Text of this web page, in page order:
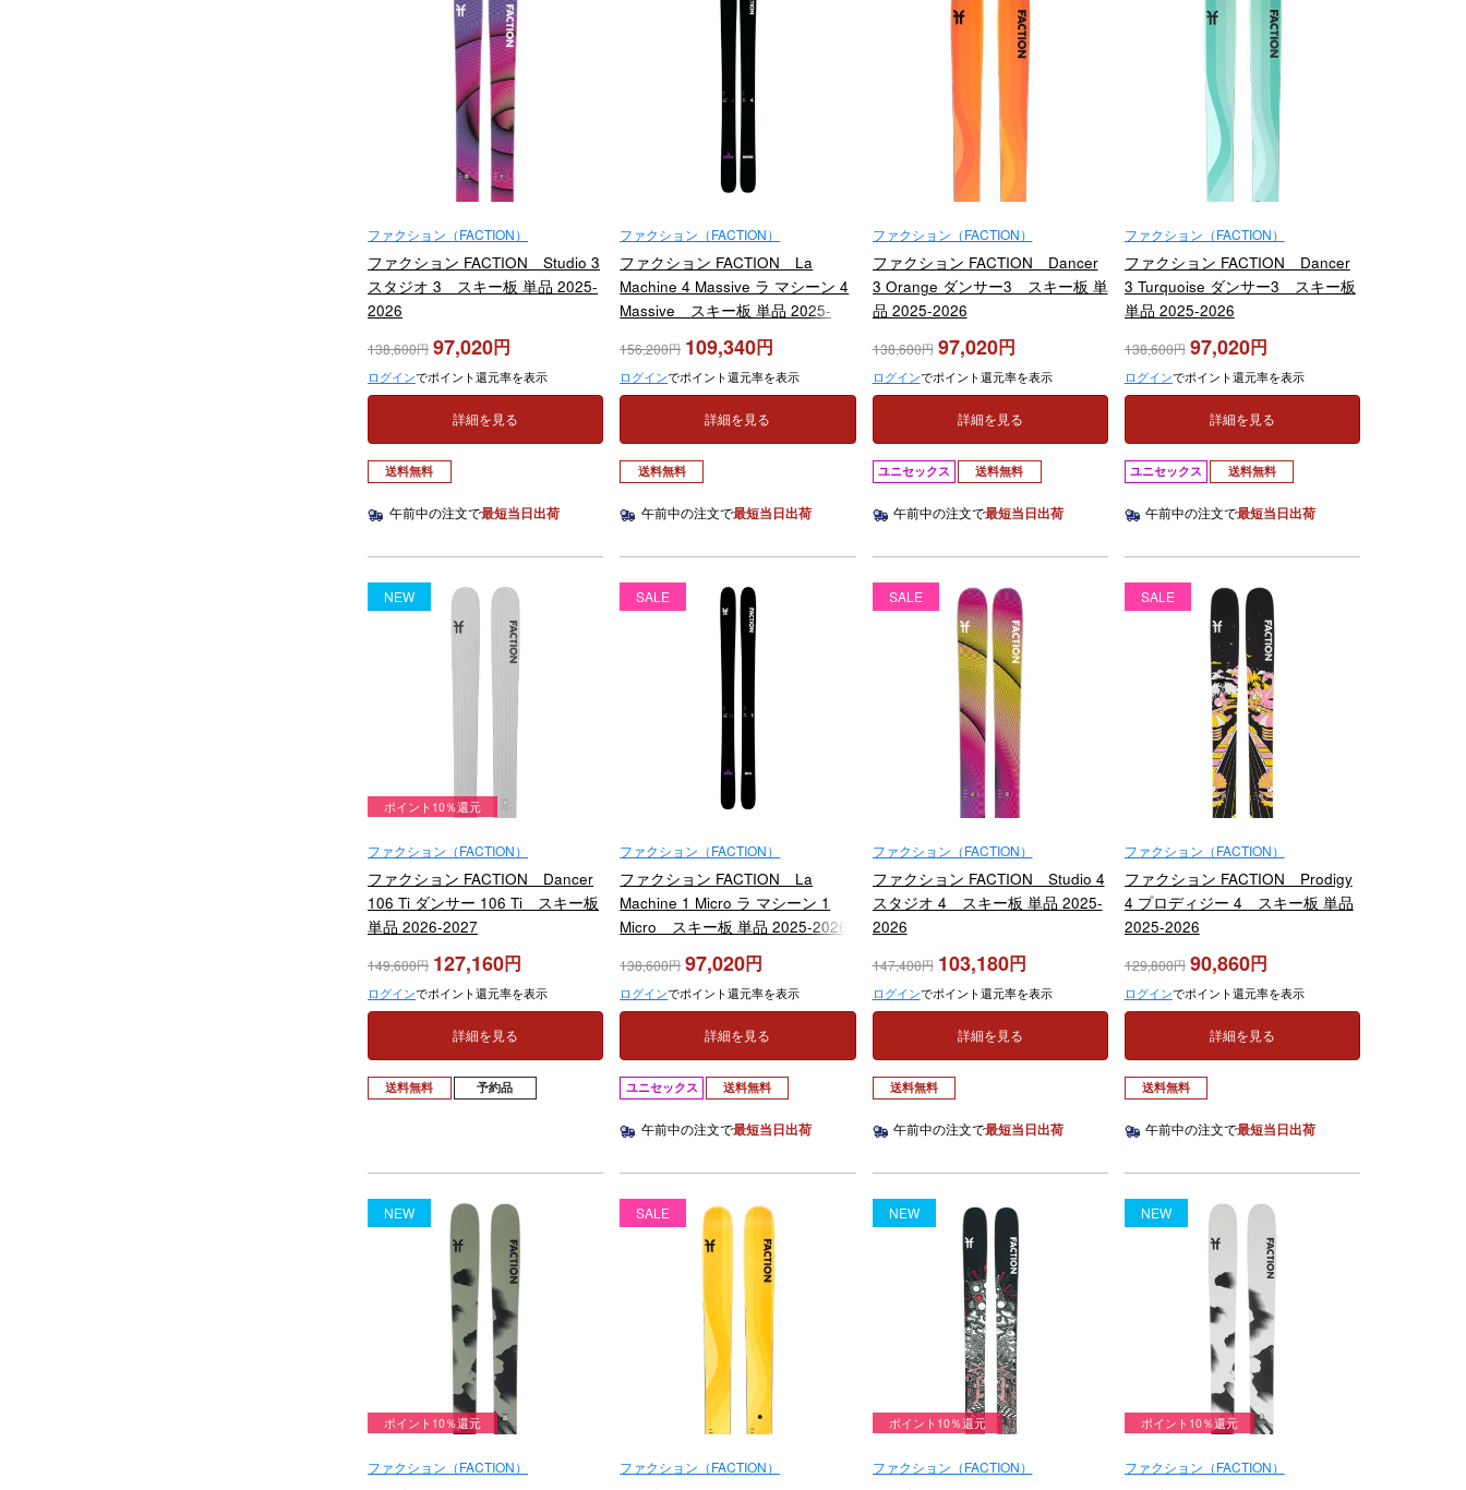
ファクション（FACTION）
ファクション FACTION Studio 3
スタジオ 3 スキー板 単品 2025-
2026
138,600 97,020
ログインでポイント還元率を表示
詳細を見る
送料無料
午前中の注文で最短当日出荷
ファクション（FACTION）
ファクション FACTION La
Machine 4 Massive ラ マシーン 4
Massive スキー板 単品 2025-
156,200 109,340
ログインでポイント還元率を表示
詳細を見る
送料無料
午前中の注文で最短当日出荷
ファクション（FACTION）
ファクション FACTION Dancer
3 Orange ダンサー3 スキー板 単
品 2025-2026
138,600 97,020
ログインでポイント還元率を表示
詳細を見る
ユニセックス 送料無料
午前中の注文で最短当日出荷
ファクション（FACTION）
ファクション FACTION Dancer
3 Turquoise ダンサー3 スキー板
単品 2025-2026
138,600 97,020
ログインでポイント還元率を表示
詳細を見る
ユニセックス 送料無料
午前中の注文で最短当日出荷
NEW
ファクション（FACTION）
ファクション FACTION Dancer
106 Ti ダンサー 106 Ti スキー板
単品 2026-2027
149,600 127,160
ログインでポイント還元率を表示
詳細を見る
送料無料 予約品
ポイント10％還元
SALE
ファクション（FACTION）
ファクション FACTION La
Machine 1 Micro ラ マシーン 1
Micro スキー板 単品 2025-2026
138,600 97,020
ログインでポイント還元率を表示
詳細を見る
ユニセックス 送料無料
午前中の注文で最短当日出荷
SALE
ファクション（FACTION）
ファクション FACTION Studio 4
スタジオ 4 スキー板 単品 2025-
2026
147,400 103,180
ログインでポイント還元率を表示
詳細を見る
送料無料
午前中の注文で最短当日出荷
SALE
ファクション（FACTION）
ファクション FACTION Prodigy
4 プロディジー 4 スキー板 単品
2025-2026
129,800 90,860
ログインでポイント還元率を表示
詳細を見る
送料無料
午前中の注文で最短当日出荷
NEW
ファクション（FACTION）
ポイント10％還元
SALE
ファクション（FACTION）
NEW
ファクション（FACTION）
ポイント10％還元
NEW
ファクション（FACTION）
ポイント10％還元